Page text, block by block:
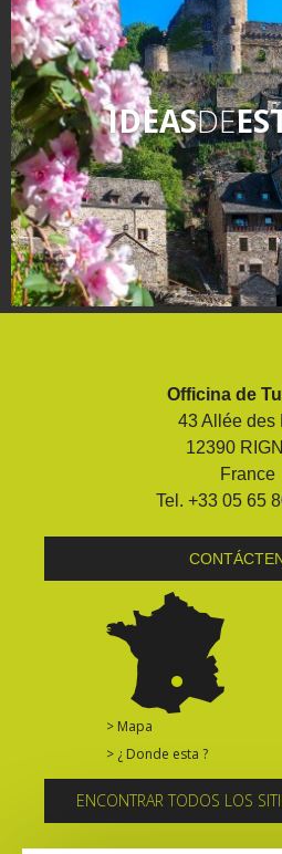
IDEASDE
Officina de
43 Allée des
12390
France
Tel. +33 05 65
> Mapa
> ¿ Donde esta ?
ENCONTRAR TODOS LOS